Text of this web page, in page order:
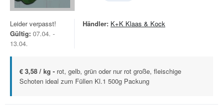
Leider verpasst!
Gültig: 07.04. -
13.04.
Händler: K+K Klaas & Kock
€ 3,58 / kg - rot, gelb, grün oder nur rot große, fleischige
Schoten ideal zum Füllen Kl.1 500g Packung